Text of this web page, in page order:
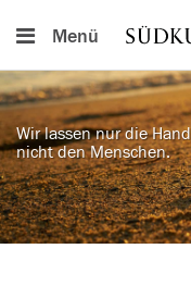
Menü
Wir lassen nur die
nicht den Menschen.